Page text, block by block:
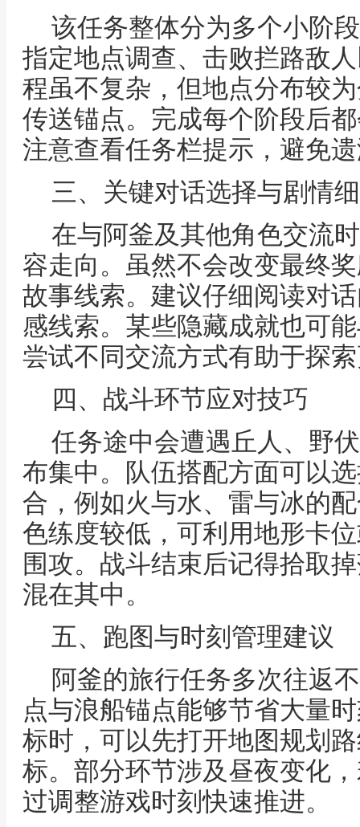
该任务整体分为多个小阶
指定地点调查、击败拦路敌
程虽不复杂，但地点分布较
传送锚点。完成每个阶段后
注意查看任务栏提示，避免
三、关键对话选择与剧情
在与阿釜及其他角色交流
容走向。虽然不会改变最终
故事线索。建议仔细阅读对
感线索。某些隐藏成就也可
尝试不同交流方式有助于探
四、战斗环节应对技巧
任务途中会遭遇丘人、野
布集中。队伍搭配方面可以
合，例如火与水、雷与冰的
色练度较低，可利用地形卡
围攻。战斗结束后记得拾取
混在其中。
五、跑图与时刻管理建议
阿釜的旅行任务多次往返
点与浪船锚点能够节省大量
标时，可以先打开地图规划
标。部分环节涉及昼夜变化
过调整游戏时刻快速推进。